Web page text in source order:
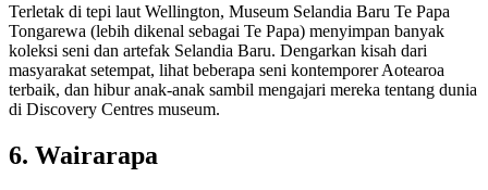
Terletak di tepi laut Wellington, Museum Selandia Baru Te Papa
Tongarewa (lebih dikenal sebagai Te Papa) menyimpan banyak
koleksi seni dan artefak Selandia Baru. Dengarkan kisah dari
masyarakat setempat, lihat beberapa seni kontemporer Aotearoa
terbaik, dan hibur anak-anak sambil mengajari mereka tentang dunia
di Discovery Centres museum.
6. Wairarapa